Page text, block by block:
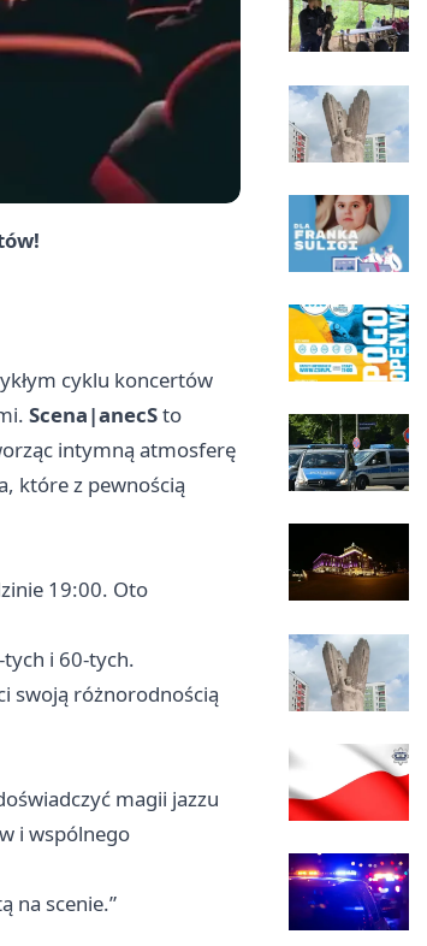
cyklu koncertów
Scena|anecSto
intymną atmosferę
które z pewnością
19:00. Oto
tych i 60-tych.
swoją różnorodnością
magii jazzu
i wspólnego
na scenie.”